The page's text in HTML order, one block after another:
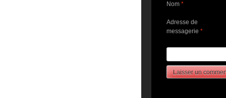
Nom *
Adresse de
messagerie *